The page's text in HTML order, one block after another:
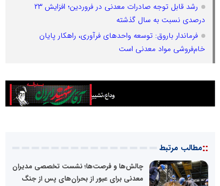
رشد قابل توجه صادرات معدنی در فروردین؛ افزایش ۲۳
درصدی نسبت به سال گذشته
فرماندار باروق: توسعه واحدهای فرآوری، راهکار پایان
خام‌فروشی مواد معدنی است
::مطالب مرتبط
چالش‌ها و فرصت‌ها؛ نشست تخصصی مدیران
معدنی برای عبور از بحران‌های پس از جنگ